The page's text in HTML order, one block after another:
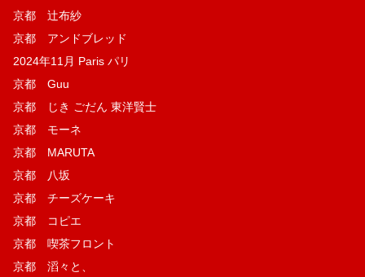
京都 辻布紗
京都 アンドブレッド
2024年11月 Paris パリ
京都 Guu
京都 じき ごだん 東洋賢士
京都 モーネ
京都 MARUTA
京都 八坂
京都 チーズケーキ
京都 コピエ
京都 喫茶フロント
京都 滔々と、